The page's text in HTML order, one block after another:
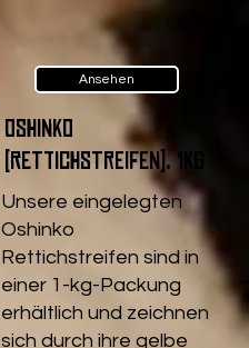
Ansehen
Oshinko
(Rettichstreifen), 1kg
Unsere eingelegten
Oshinko
Rettichstreifen sind in
einer 1-kg-Packung
erhältlich und zeichnen
sich durch ihre gelbe